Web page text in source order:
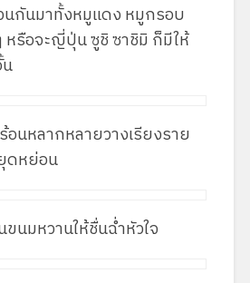
กันมาทั้งหมูแดง หมูกรอบ
หรือจะญี่ปุ่น ซูชิ ซาชิมิ ก็มีให้
นหลากหลายวางเรียงราย
ดหย่อน
นมหวานให้ชื่นฉ่ำหัวใจ